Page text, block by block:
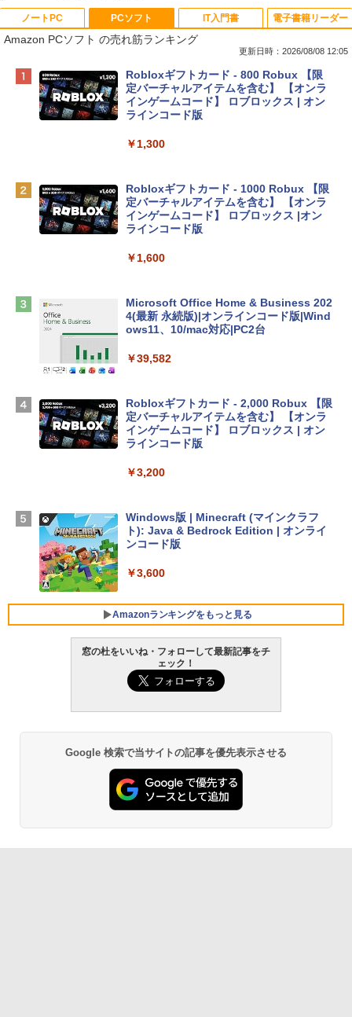
ノートPC
Apple 2026 MacBook Neo A18 Proチッ
プ搭載13インチノートブック：AIとAppl
e Intelligenceのために設計、Liquid Ret
inaディスプレイ、8GBユニファイドメモ
eTime HDカメラ - インディゴ
tomtoc 360°保護 15.6 16インチ パソコ
ンケース Dell NEC Lavie ASUS HP dyna
Apple 2026 MacBook Air M5チップ搭載
13インチノートブック：AIとApple Intell
スプレイ、16GBユニファイドメモリ、1
D - シルバー
￥261,414
【Amazon.co.jp限定】 HP ノートパソコ
￥129,800
FMV ノートパソコン WE1-K3 (MS 365 P
VWK3E15W_AZ
￥139,880
PCソフト
Amazon PCソフト の売れ筋ランキング
更新日時：2026/08/08 12:05
Robloxギフトカード - 800 Robux 【限
定バーチャルアイテムを含む】 【オンラ
インゲームコード】 ロブロックス | オン
ラインコード版
￥1,300
Robloxギフトカード - 1000 Robux 【限
定バーチャルアイテムを含む】 【オンラ
インゲームコード】 ロブロックス |オン
ラインコード版
￥1,600
Microsoft Office Home & Business 202
4(最新 永続版)|オンラインコード版|Wind
ows11、10/mac対応|PC2台
￥39,582
Robloxギフトカード - 2,000 Robux 【限
定バーチャルアイテムを含む】 【オンラ
インゲームコード】 ロブロックス | オン
ラインコード版
￥3,200
Windows版 | Minecraft (マインクラフ
ト): Java & Bedrock Edition | オンライ
ンコード版
￥3,600
Amazonランキングをもっと見る
IT入門書
生成AIパスポート公式テキスト 第４版
AIイラスト表現辞典: 思い通りの絵を引き
出す プロンプトの言葉 AI画像生成シリー
ズ (はぴーイラストLabo)
電子書籍リーダー
Amazon Kindle Paperwhite (16GB) 7イ
ンチディスプレイ、色調調節ライト、12
￥22,980
Amazon Kindle - 目に優しい、かさばら
ない、大きな画面で読みやすい、6週間持
窓の杜をいいね・フォローして最新記事をチ
ェック！
Google 検索で当サイトの記事を優先表示させる